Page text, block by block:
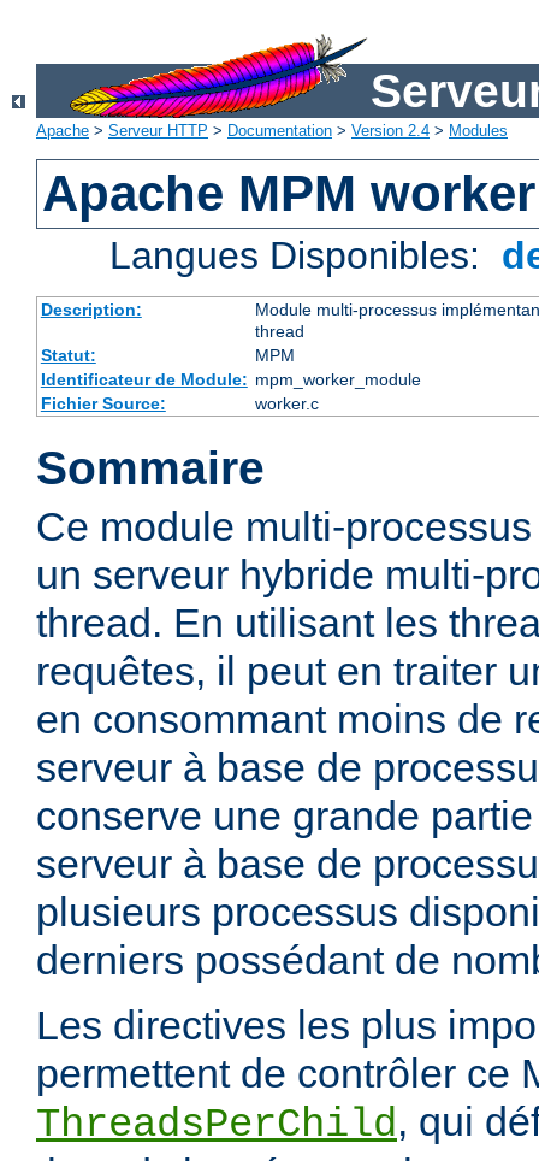
Apache > Serveur HTTP > Documentation > Version 2.4 > Modules
Apache MPM worker
Langues Disponibles:
Description:
Module multi-processus
thread
Statut:
MPM
Identificateur de Module: mpm_worker_module
Fichier Source:
worker.c
Sommaire
Ce module multi-
un serveur hybride multi-
thread. En utilisant les
requêtes, il peut en traiter
en consommant moins de
serveur à base de
conserve une grande
serveur à base de
plusieurs processus
derniers possédant de
Les directives les plus
permettent de contrôler ce
ThreadsPerChild, qui